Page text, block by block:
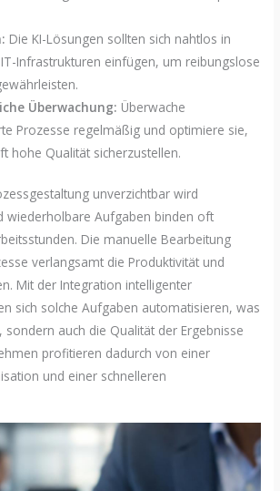
Die KI-Lösungen sollten sich nahtlos in
Infrastrukturen einfügen, um reibungslose
Überwachung: Überwache
Prozesse regelmäßig und optimiere sie,
hohe Qualität sicherzustellen.
unverzichtbar wird
wiederholbare Aufgaben binden oft
Die manuelle Bearbeitung
verlangsamt die Produktivität und
Mit der Integration intelligenter
sich solche Aufgaben automatisieren, was
sondern auch die Qualität der Ergebnisse
profitieren dadurch von einer
und einer schnelleren